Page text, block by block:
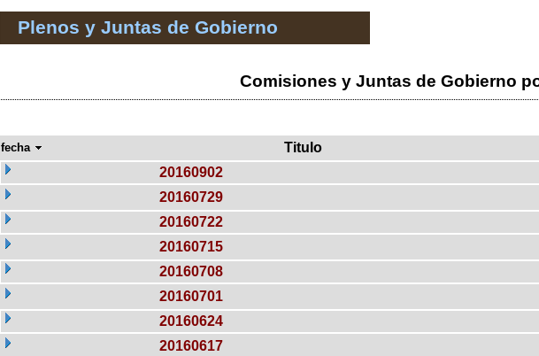
Plenos y Juntas de Gobierno
Comisiones y Juntas de Gobierno
fecha Titulo
20160902
20160729
20160722
20160715
20160708
20160701
20160624
20160617